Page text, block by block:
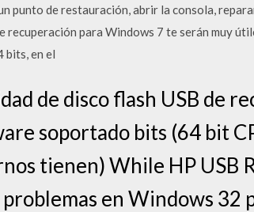
punto de restauración, abrir la consola,
recuperación para Windows 7 te serán muy
bits, en el
de disco flash USB de
soportado bits (64 bit
tienen) While HP USB
en Windows 32